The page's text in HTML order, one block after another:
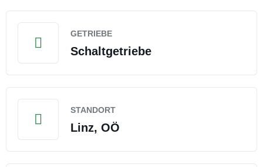
GETRIEBE
Schaltgetriebe
STANDORT
Linz, OÖ